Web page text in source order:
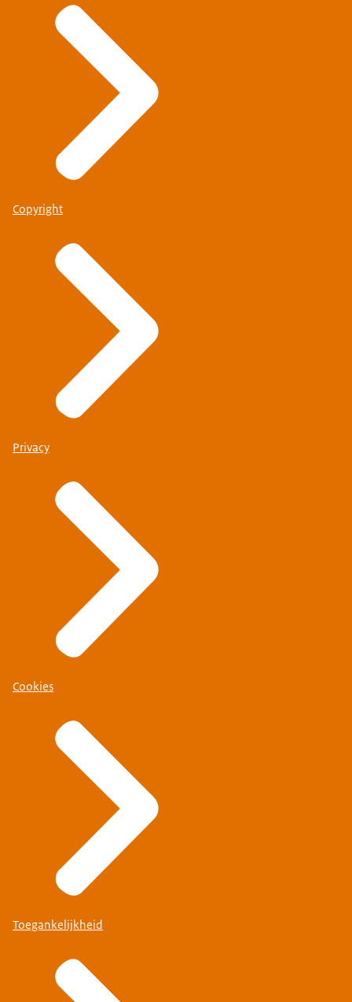
Copyright
Privacy
Cookies
Toegankelijkheid